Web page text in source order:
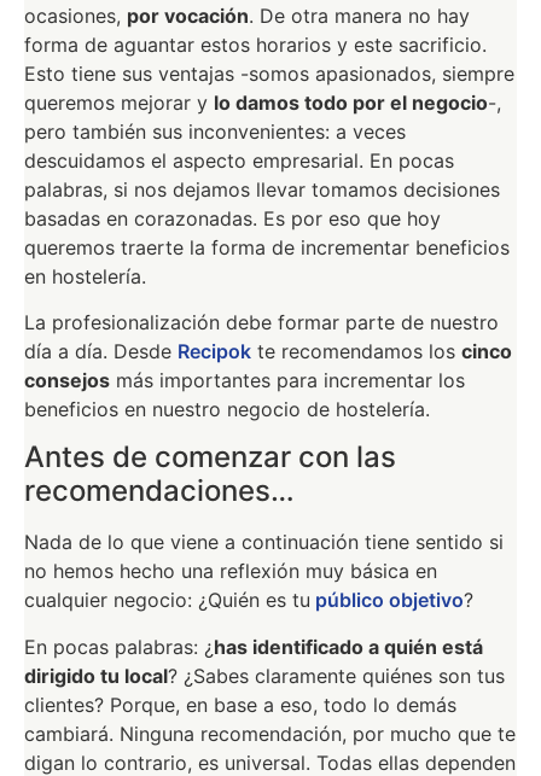
ocasiones, por vocación. De otra manera no hay
forma de aguantar estos horarios y este sacrificio.
Esto tiene sus ventajas -somos apasionados, siempre
queremos mejorar y lo damos todo por el negocio-,
pero también sus inconvenientes: a veces
descuidamos el aspecto empresarial. En pocas
palabras, si nos dejamos llevar tomamos decisiones
basadas en corazonadas. Es por eso que hoy
queremos traerte la forma de incrementar beneficios
en hostelería.
La profesionalización debe formar parte de nuestro
día a día. Desde Recipok te recomendamos los cinco
consejos más importantes para incrementar los
beneficios en nuestro negocio de hostelería.
Antes de comenzar con las
recomendaciones…
Nada de lo que viene a continuación tiene sentido si
no hemos hecho una reflexión muy básica en
cualquier negocio: ¿Quién es tu público objetivo?
En pocas palabras: ¿has identificado a quién está
dirigido tu local? ¿Sabes claramente quiénes son tus
clientes? Porque, en base a eso, todo lo demás
cambiará. Ninguna recomendación, por mucho que te
digan lo contrario, es universal. Todas ellas dependen